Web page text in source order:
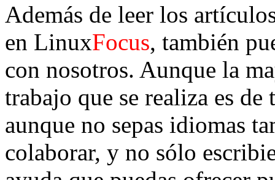
Además de leer los
en LinuxFocus, también
con nosotros. Aunque la
trabajo que se realiza es de
aunque no sepas idiomas
colaborar, y no sólo